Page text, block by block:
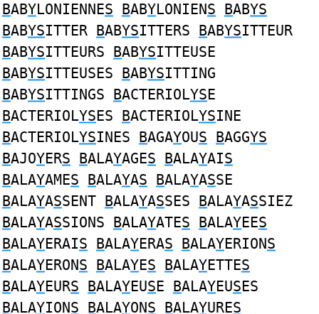
BABYLONIENNES BABYLONIENS BABYS
BABYSITTER BABYSITTERS BABYSITTEUR
BABYSITTEURS BABYSITTEUSE
BABYSITTEUSES BABYSITTING
BABYSITTINGS BACTERIOLYSE
BACTERIOLYSES BACTERIOLYSINE
BACTERIOLYSINES BAGAYOUS BAGGYS
BAJOYERS BALAYAGES BALAYAIS
BALAYAMES BALAYAS BALAYASSE
BALAYASSENT BALAYASSES BALAYASSIEZ
BALAYASSIONS BALAYATES BALAYEES
BALAYERAIS BALAYERAS BALAYERIONS
BALAYERONS BALAYES BALAYETTES
BALAYEURS BALAYEUSE BALAYEUSES
BALAYIONS BALAYONS BALAYURES